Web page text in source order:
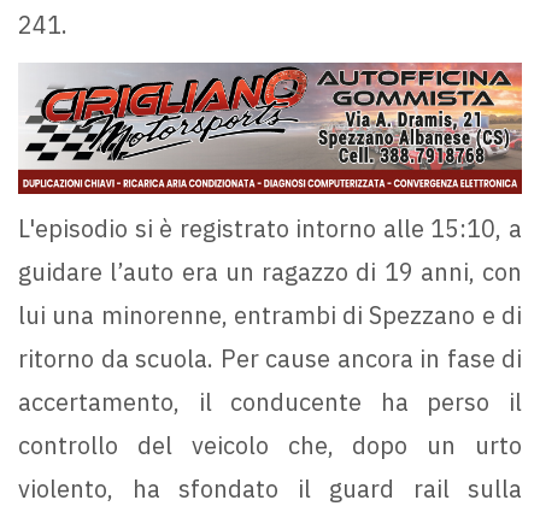
241.
L'episodio si è registrato intorno alle 15:10, a
guidare l’auto era un ragazzo di 19 anni, con
lui una minorenne, entrambi di Spezzano e di
ritorno da scuola. Per cause ancora in fase di
accertamento, il conducente ha perso il
controllo del veicolo che, dopo un urto
violento, ha sfondato il guard rail sulla